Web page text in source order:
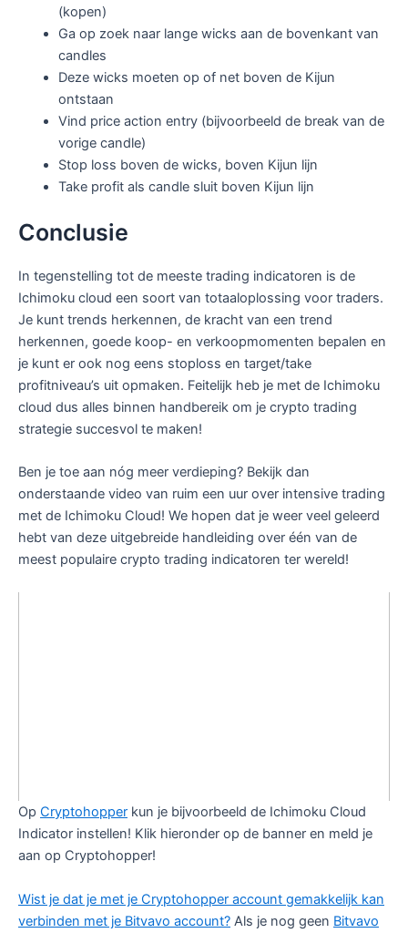
(kopen)
Ga op zoek naar lange wicks aan de bovenkant van
candles
Deze wicks moeten op of net boven de Kijun
ontstaan
Vind price action entry (bijvoorbeeld de break van de
vorige candle)
Stop loss boven de wicks, boven Kijun lijn
Take profit als candle sluit boven Kijun lijn
Conclusie
In tegenstelling tot de meeste trading indicatoren is de
Ichimoku cloud een soort van totaaloplossing voor traders.
Je kunt trends herkennen, de kracht van een trend
herkennen, goede koop- en verkoopmomenten bepalen en
je kunt er ook nog eens stoploss en target/take
profitniveau’s uit opmaken. Feitelijk heb je met de Ichimoku
cloud dus alles binnen handbereik om je crypto trading
strategie succesvol te maken!
Ben je toe aan nóg meer verdieping? Bekijk dan
onderstaande video van ruim een uur over intensive trading
met de Ichimoku Cloud! We hopen dat je weer veel geleerd
hebt van deze uitgebreide handleiding over één van de
meest populaire crypto trading indicatoren ter wereld!
Op Cryptohopper kun je bijvoorbeeld de Ichimoku Cloud
Indicator instellen! Klik hieronder op de banner en meld je
aan op Cryptohopper!
Wist je dat je met je Cryptohopper account gemakkelijk kan
verbinden met je Bitvavo account? Als je nog geen Bitvavo